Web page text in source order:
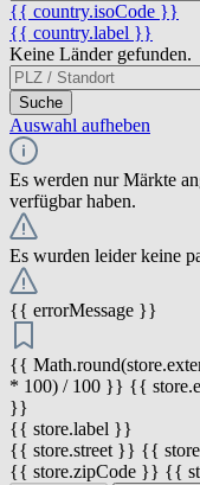
{{ country.isoCode }}
{{ country.label }}
Keine Länder gefunden.
Suche
Auswahl aufheben
Es werden nur Märkte
verfügbar haben.
Es wurden leider keine
{{ errorMessage }}
{{
* 100) / 100 }} {{
}}
{{ store.label }}
{{ store.street }} {{
{{ store.zipCode }} {{